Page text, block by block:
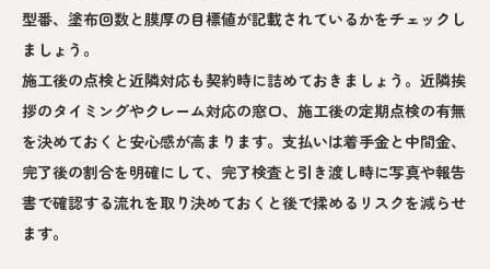
型番、塗布回数と膜厚の目標値が記載されているかをチェックし
ましょう。
施工後の点検と近隣対応も契約時に詰めておきましょう。近隣挨
拶のタイミングやクレーム対応の窓口、施工後の定期点検の有無
を決めておくと安心感が高まります。支払いは着手金と中間金、
完了後の割合を明確にして、完了検査と引き渡し時に写真や報告
書で確認する流れを取り決めておくと後で揉めるリスクを減らせ
ます。